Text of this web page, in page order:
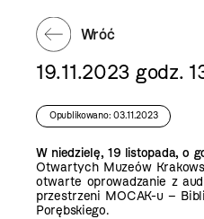
Wróć
19.11.2023 godz.
Opublikowano: 03.11.2023
W niedzielę, 19 listopada, o
Otwartych Muzeów
otwarte oprowadzanie z
przestrzeni MOCAK-u –
Porębskiego.